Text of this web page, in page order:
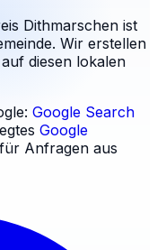
Dithmarschen ist
Wir erstellen
diesen lokalen
Google Search
Google
Anfragen aus